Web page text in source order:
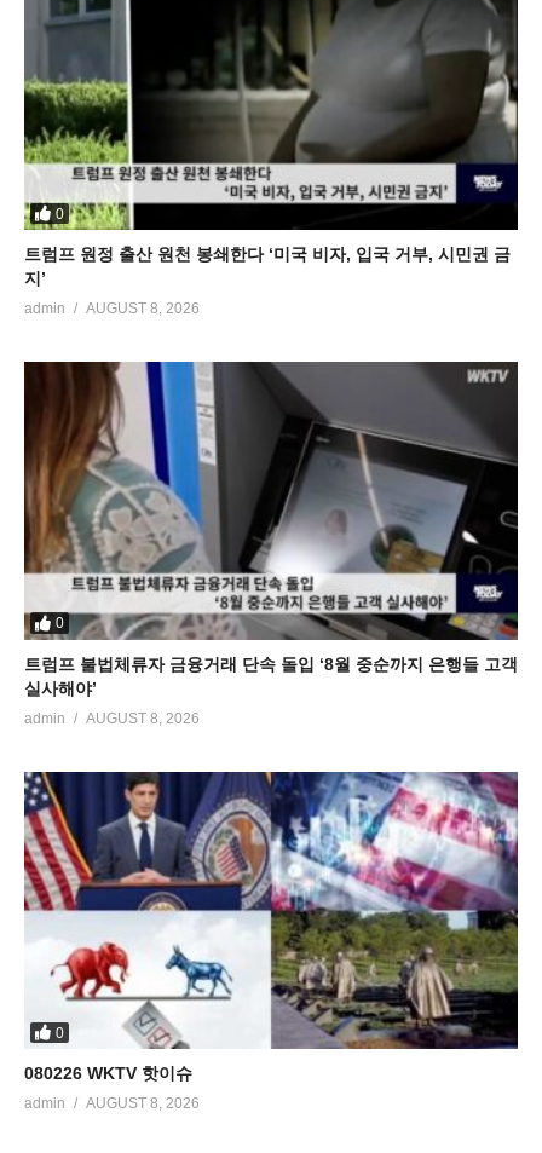
0
트럼프 원정 출산 원천 봉쇄한다 ‘미국 비자, 입국 거부, 시민권 금
지’
admin AUGUST 8, 2026
0
트럼프 불법체류자 금융거래 단속 돌입 ‘8월 중순까지 은행들 고객
실사해야’
admin AUGUST 8, 2026
0
080226 WKTV 핫이슈
admin AUGUST 8, 2026